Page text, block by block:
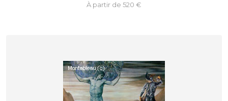
à partir de 520 €